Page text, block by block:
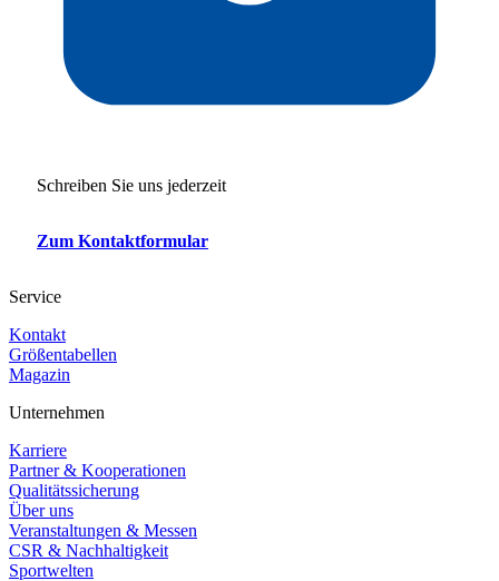
Schreiben Sie uns jederzeit
Zum Kontaktformular
Service
Kontakt
Größentabellen
Magazin
Unternehmen
Karriere
Partner & Kooperationen
Qualitätssicherung
Über uns
Veranstaltungen & Messen
CSR & Nachhaltigkeit
Sportwelten